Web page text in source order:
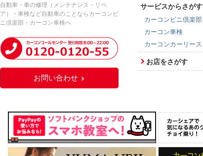
自動車・車の修理（メンテナンス・リペ
ア）・車検など自動車のことならカーコンビ
ニ倶楽部・カーコン車検へ
お問い合わせ
サービスからさがす
カーコンビニ倶楽部
カーコン車検
カーコンカーリース
お店をさがす